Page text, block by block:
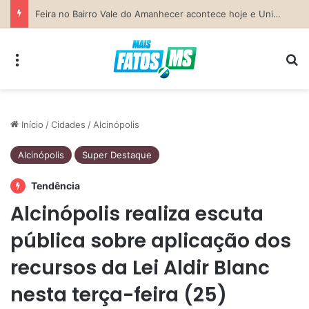
Previsão do Tempo para Costa Rica nesta sexta-feira (7)
Início /Cidades / Alcinópolis
Alcinópolis Super Destaque
Tendência
Alcinópolis realiza escuta
pública sobre aplicação dos
recursos da Lei Aldir Blanc
nesta terça-feira (25)